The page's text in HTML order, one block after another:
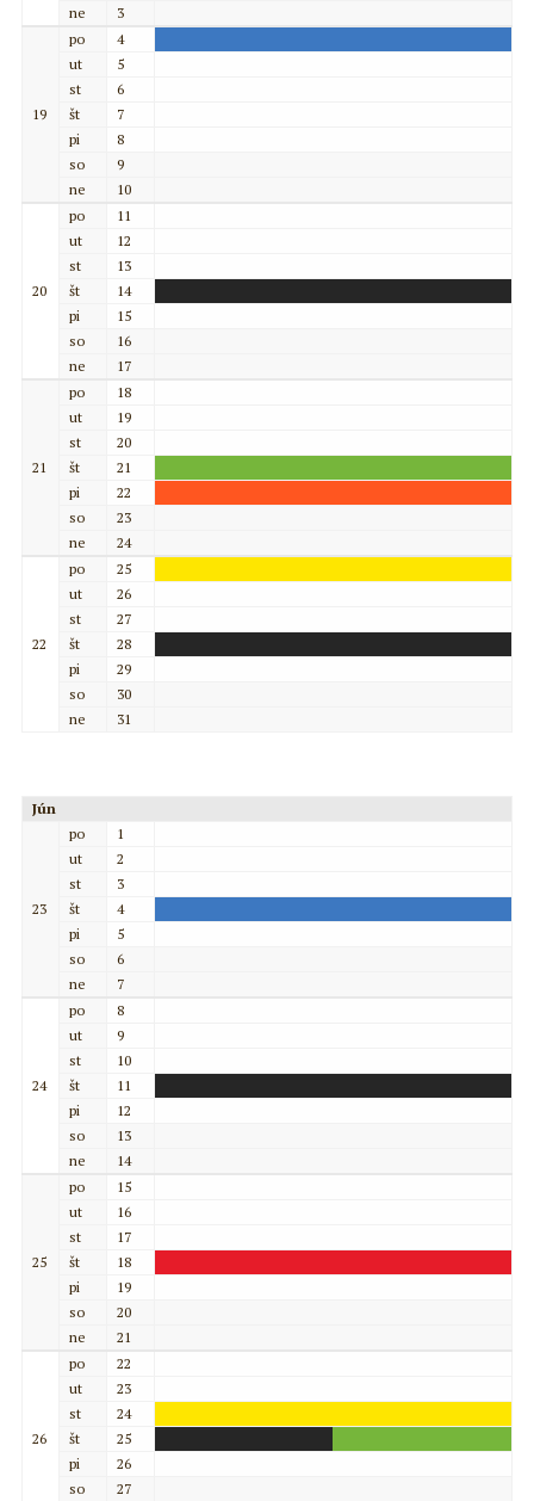
ne
3
19
po
4
ut
5
st
6
št
7
pi
8
so
9
ne
10
20
po
11
ut
12
st
13
št
14
pi
15
so
16
ne
17
21
po
18
ut
19
st
20
št
21
pi
22
so
23
ne
24
22
po
25
ut
26
st
27
št
28
pi
29
so
30
ne
31
Jún
23
po
1
ut
2
st
3
št
4
pi
5
so
6
ne
7
24
po
8
ut
9
st
10
št
11
pi
12
so
13
ne
14
25
po
15
ut
16
st
17
št
18
pi
19
so
20
ne
21
26
po
22
ut
23
st
24
št
25
pi
26
so
27